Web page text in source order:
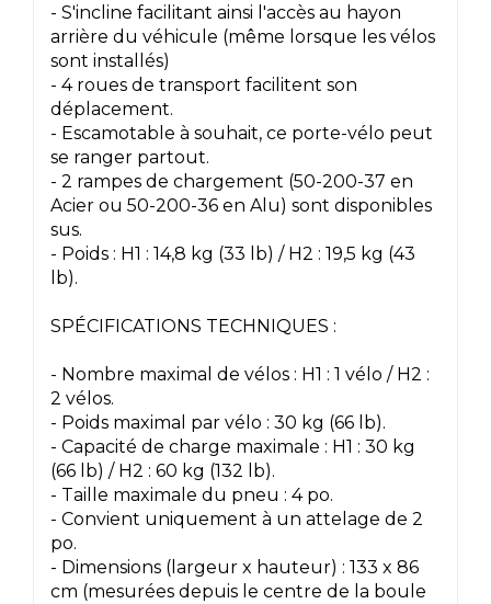
- S'incline facilitant ainsi l'accès au hayon
arrière du véhicule (même lorsque les vélos
sont installés)
- 4 roues de transport facilitent son
déplacement.
- Escamotable à souhait, ce porte-vélo peut
se ranger partout.
- 2 rampes de chargement (50-200-37 en
Acier ou 50-200-36 en Alu) sont disponibles
sus.
- Poids : H1 : 14,8 kg (33 lb) / H2 : 19,5 kg (43
lb).
SPÉCIFICATIONS TECHNIQUES :
- Nombre maximal de vélos : H1 : 1 vélo / H2 :
2 vélos.
- Poids maximal par vélo : 30 kg (66 lb).
- Capacité de charge maximale : H1 : 30 kg
(66 lb) / H2 : 60 kg (132 lb).
- Taille maximale du pneu : 4 po.
- Convient uniquement à un attelage de 2
po.
- Dimensions (largeur x hauteur) : 133 x 86
cm (mesurées depuis le centre de la boule